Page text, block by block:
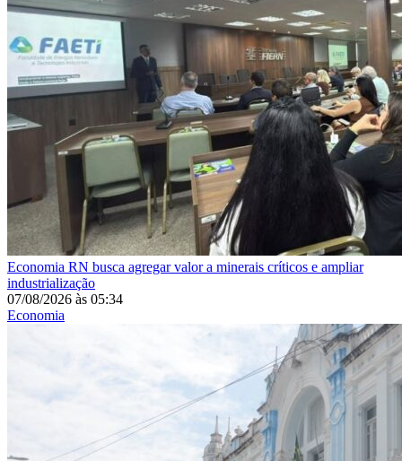
Economia RN busca agregar valor a minerais críticos e ampliar
industrialização
07/08/2026 às 05:34
Economia